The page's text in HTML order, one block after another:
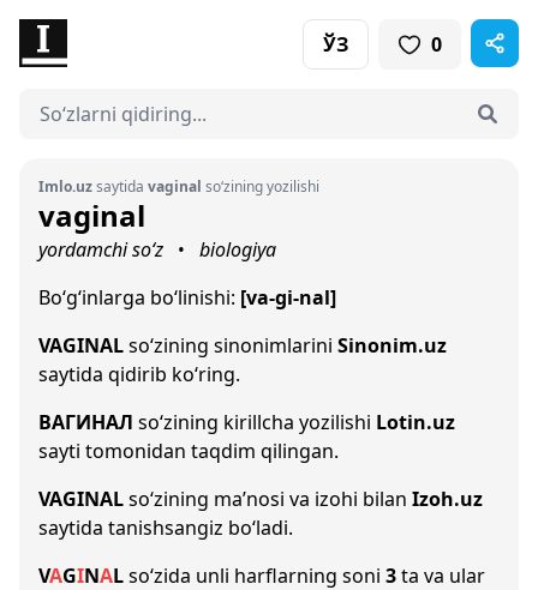
ЎЗ 0
Imlo.uzsaytida vaginal so‘zining yozilishi
vaginal
yordamchi so‘z •
biologiya
Bo‘g‘inlarga bo‘linishi: [va-gi-nal]
VAGINALso‘zining sinonimlarini Sinonim.uz
saytida qidirib ko‘ring.
ВАГИНАЛ so‘zining kirillcha yozilishi Lotin.uz
sayti tomonidan taqdim qilingan.
VAGINALso‘zining ma’nosi va izohi bilan Izoh.uz
saytida tanishsangiz bo‘ladi.
VAGINALso‘zida unli harflarning soni 3ta va ular